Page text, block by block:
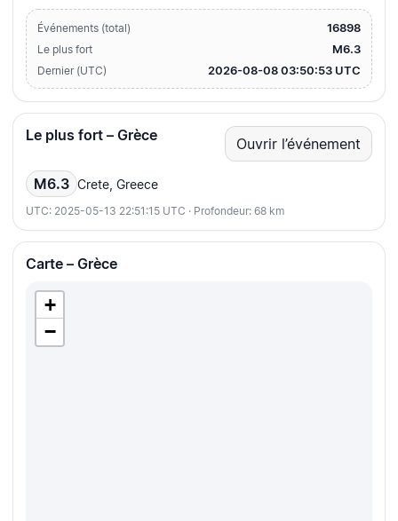
Événements (total) 16898
Le plus fort M6.3
Dernier (UTC) 2026-08-08 03:50:53 UTC
Le plus fort – Grèce Ouvrir l’événement
M6.3 Crete, Greece
UTC: 2025-05-13 22:51:15 UTC · Profondeur: 68 km
Carte – Grèce
+
−